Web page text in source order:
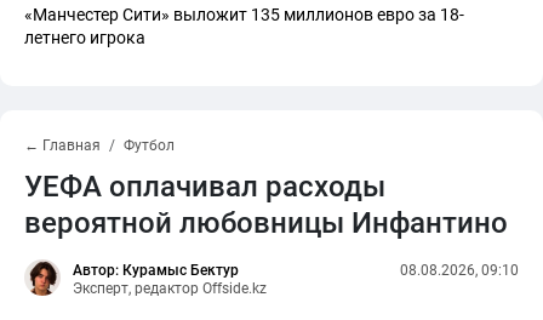
«Манчестер Сити» выложит 135 миллионов евро за 18-
летнего игрока
← Главная Футбол
УЕФА оплачивал расходы
вероятной любовницы Инфантино
Автор: Курамыс Бектур
Эксперт, редактор Offside.kz
08.08.2026, 09:10